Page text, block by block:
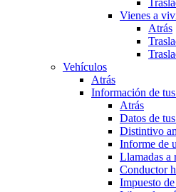
Vienes a
Atrás
Vehículos
Atrás
Información de
Atrás
Datos de
Distintivo
Informe de
Llamadas a
Conductor
Impuesto